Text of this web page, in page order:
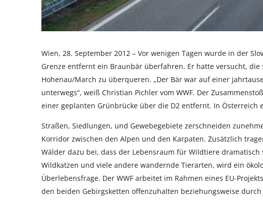
Wien, 28. September 2012 – Vor wenigen Tagen wurde in der
Grenze entfernt ein Braunbär überfahren. Er hatte versucht,
Hohenau/March zu überqueren. „Der Bär war auf einer
unterwegs“, weiß Christian Pichler vom WWF. Der
einer geplanten Grünbrücke über die D2 entfernt. In
Straßen, Siedlungen, und Gewebegebiete zerschneiden
Korridor zwischen den Alpen und den Karpaten. Zusätzlich
Wälder dazu bei, dass der Lebensraum für Wildtiere
Wildkatzen und viele andere wandernde Tierarten, wird ein
Überlebensfrage. Der WWF arbeitet im Rahmen eines EU-
den beiden Gebirgsketten offenzuhalten beziehungsweise